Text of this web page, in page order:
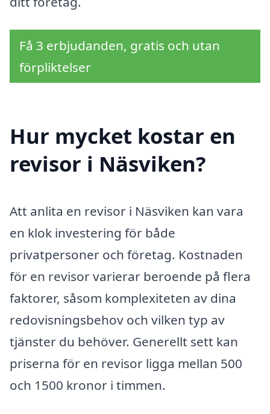
Få 3 erbjudanden, gratis och utan
förpliktelser
Hur mycket kostar en
revisor i Näsviken?
Att anlita en revisor i Näsviken kan vara
en klok investering för både
privatpersoner och företag. Kostnaden
för en revisor varierar beroende på flera
faktorer, såsom komplexiteten av dina
redovisningsbehov och vilken typ av
tjänster du behöver. Generellt sett kan
priserna för en revisor ligga mellan 500
och 1500 kronor i timmen.